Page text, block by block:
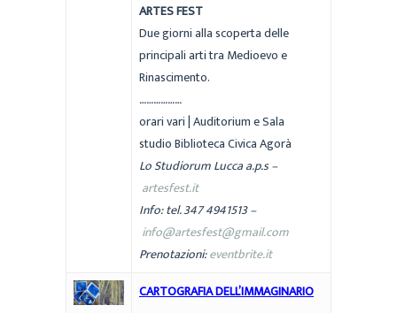
ARTES FEST
Due giorni alla scoperta delle
principali arti tra Medioevo e
Rinascimento.
………………
orari vari | Auditorium e Sala
studio Biblioteca Civica Agorà
Lo Studiorum Lucca a.p.s –
artesfest.it
Info: tel. 347 4941513 –
info@artesfest@gmail.com
Prenotazioni:eventbrite.it
CARTOGRAFIA DELL’IMMAGINARIO